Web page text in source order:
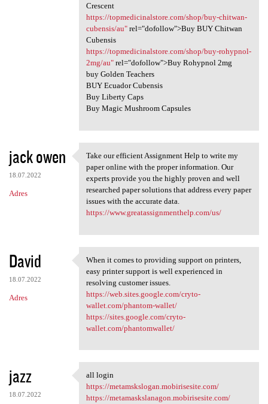
Crescent
https://topmedicinalstore.com/shop/buy-chitwan-
cubensis/au"rel="dofollow">Buy BUY Chitwan
Cubensis
https://topmedicinalstore.com/shop/buy-rohypnol-
2mg/au"rel="dofollow">Buy Rohypnol 2mg
buy Golden Teachers
BUY Ecuador Cubensis
Buy Liberty Caps
Buy Magic Mushroom Capsules
jack owen
18.07.2022
Adres
Take our efficient Assignment
Take our efficient Assignment Help to write my
paper online with the proper information. Our
experts provide you the highly proven and well
researched paper solutions that address every paper
issues with the accurate data.
https://www.greatassignmenthelp.com/us/
David
18.07.2022
Adres
When it comes to providing
When it comes to providing support on printers,
easy printer support is well experienced in
resolving customer issues.
https://web.sites.google.com/cryto-
wallet.com/phantom-wallet/
https://sites.google.com/cryto-
wallet.com/phantomwallet/
jazz
18.07.2022
all login
all login
https://metamskslogan.mobirisesite.com/
https://metamaskslanagon.mobirisesite.com/